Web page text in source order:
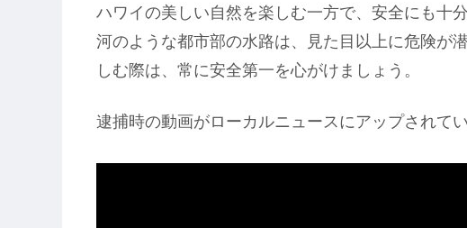
ハワイの美しい自然を楽しむ一方で、安全にも十
河のような都市部の水路は、見た目以上に危険が
しむ際は、常に安全第一を心がけましょう。
逮捕時の動画がローカルニュースにアップされて